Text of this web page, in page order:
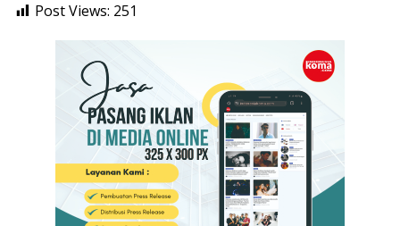
Post Views: 251